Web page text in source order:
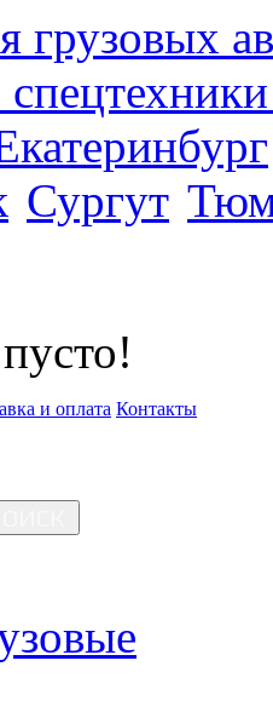
Сургут
и оплата Контакты